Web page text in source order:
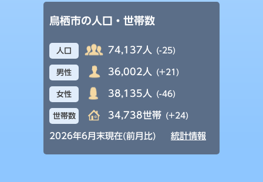
鳥栖市の人口・世帯数
人口 74,137人 (-25)
男性 36,002人 (+21)
女性 38,135人 (-46)
世帯数 34,738世帯 (+24)
2026年6月末現在(前月比) 統計情報